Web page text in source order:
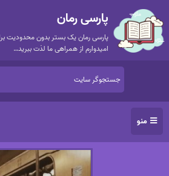
پارسی رمان
پارسی رمان یک بستر بدون محدودیت
امیدوارم از همراهی ما لذت ببرید…
منو